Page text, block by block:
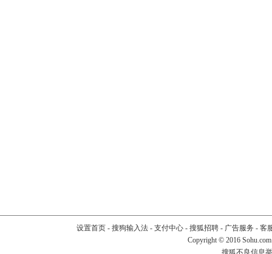
设置首页- 搜狗输入法- 支付中心- 搜狐招聘- 广告服务 - 客
Copyright © 2016
搜狐不良信息